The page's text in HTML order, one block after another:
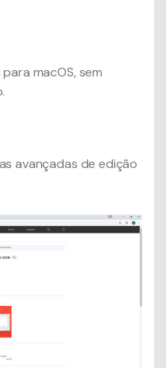
macOS, sem
avançadas de edição